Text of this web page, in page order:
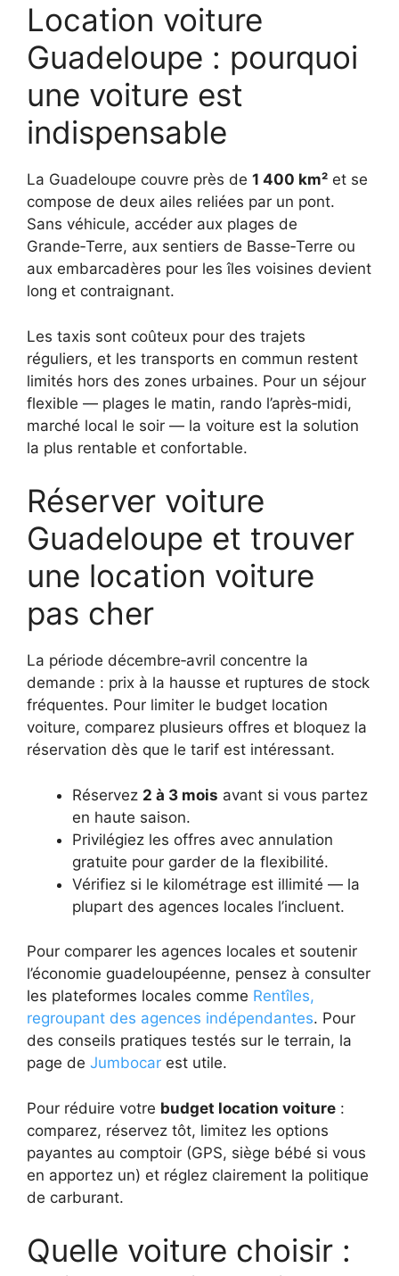
Location voiture
Guadeloupe : pourquoi
une voiture est
indispensable
La Guadeloupe couvre près de 1 400 km² et se
compose de deux ailes reliées par un pont.
Sans véhicule, accéder aux plages de
Grande‑Terre, aux sentiers de Basse‑Terre ou
aux embarcadères pour les îles voisines devient
long et contraignant.
Les taxis sont coûteux pour des trajets
réguliers, et les transports en commun restent
limités hors des zones urbaines. Pour un séjour
flexible — plages le matin, rando l’après‑midi,
marché local le soir — la voiture est la solution
la plus rentable et confortable.
Réserver voiture
Guadeloupe et trouver
une location voiture
pas cher
La période décembre‑avril concentre la
demande : prix à la hausse et ruptures de stock
fréquentes. Pour limiter le budget location
voiture, comparez plusieurs offres et bloquez la
réservation dès que le tarif est intéressant.
Réservez 2 à 3 mois avant si vous partez
en haute saison.
Privilégiez les offres avec annulation
gratuite pour garder de la flexibilité.
Vérifiez si le kilométrage est illimité — la
plupart des agences locales l’incluent.
Pour comparer les agences locales et soutenir
l’économie guadeloupéenne, pensez à consulter
les plateformes locales comme Rentîles,
regroupant des agences indépendantes. Pour
des conseils pratiques testés sur le terrain, la
page de Jumbocar est utile.
Pour réduire votre budget location voiture :
comparez, réservez tôt, limitez les options
payantes au comptoir (GPS, siège bébé si vous
en apportez un) et réglez clairement la politique
de carburant.
Quelle voiture choisir :